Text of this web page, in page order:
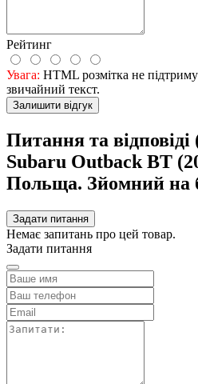
Рейтинг
Увага: HTML розмітка не
звичайний текст.
Залишити відгук
Питання та
Subaru Outback BT
Польща. Зйомний на
Задати питання
Немає запитань про цей товар.
Задати питання